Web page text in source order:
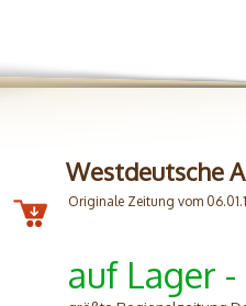
Westdeutsche
Originale Zeitung vom
auf Lager